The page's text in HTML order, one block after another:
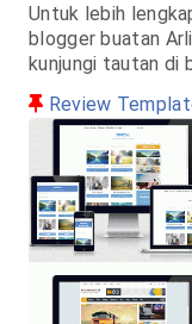
Untuk lebih
blogger buatan
kunjungi tautan di
Review